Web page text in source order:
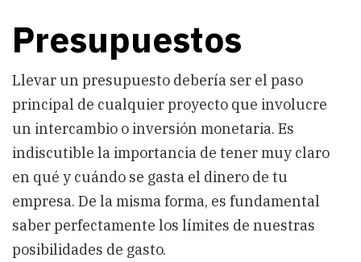
Presupuestos
Llevar un presupuesto debería ser el paso
principal de cualquier proyecto que involucre
un intercambio o inversión monetaria. Es
indiscutible la importancia de tener muy claro
en qué y cuándo se gasta el dinero de tu
empresa. De la misma forma, es fundamental
saber perfectamente los límites de nuestras
posibilidades de gasto.